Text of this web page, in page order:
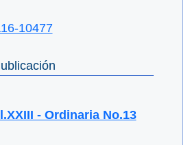
10477
- Ordinaria No.13